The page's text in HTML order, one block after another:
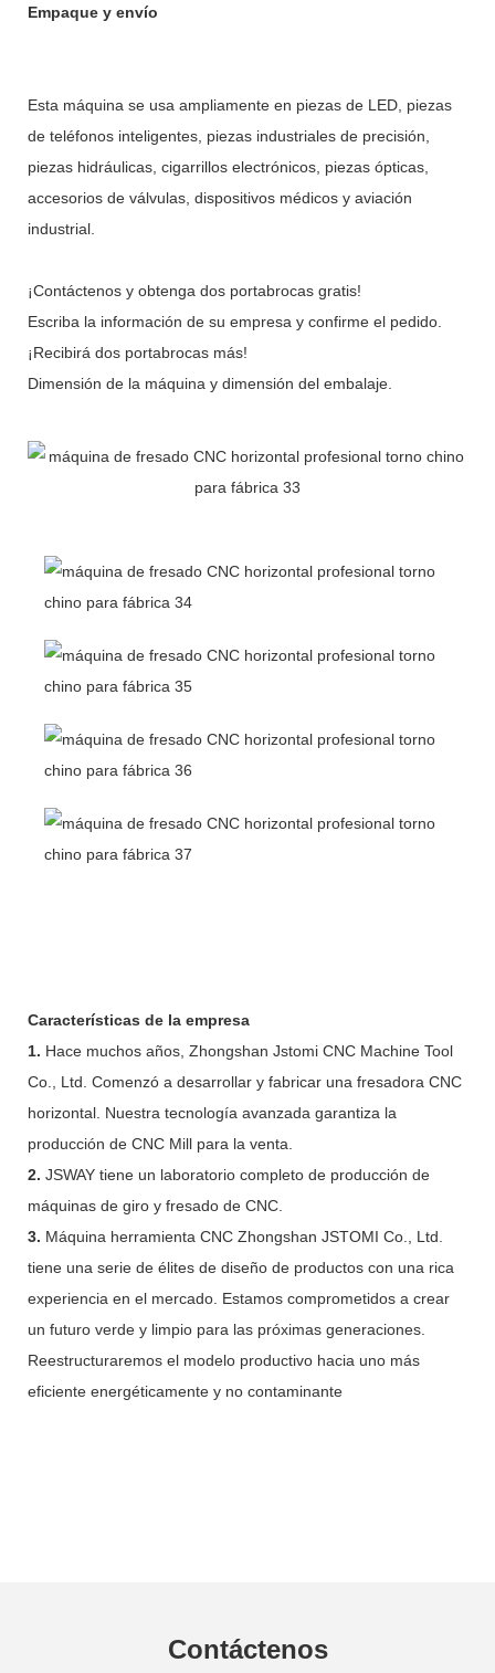
Empaque y envío
Esta máquina se usa ampliamente en piezas de LED, piezas
de teléfonos inteligentes, piezas industriales de precisión,
piezas hidráulicas, cigarrillos electrónicos, piezas ópticas,
accesorios de válvulas, dispositivos médicos y aviación
industrial.
¡Contáctenos y obtenga dos portabrocas gratis!
Escriba la información de su empresa y confirme el pedido.
¡Recibirá dos portabrocas más!
Dimensión de la máquina y dimensión del embalaje.
Características de la empresa
1. Hace muchos años, Zhongshan Jstomi CNC Machine Tool
Co., Ltd. Comenzó a desarrollar y fabricar una fresadora CNC
horizontal. Nuestra tecnología avanzada garantiza la
producción de CNC Mill para la venta.
2. JSWAY tiene un laboratorio completo de producción de
máquinas de giro y fresado de CNC.
3. Máquina herramienta CNC Zhongshan JSTOMI Co., Ltd.
tiene una serie de élites de diseño de productos con una rica
experiencia en el mercado. Estamos comprometidos a crear
un futuro verde y limpio para las próximas generaciones.
Reestructuraremos el modelo productivo hacia uno más
eficiente energéticamente y no contaminante
Contáctenos